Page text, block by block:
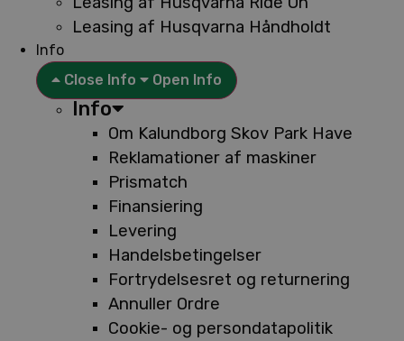
Leasing af Husqvarna Håndholdt
Info
Close Info
Open Info
Info
Om Kalundborg Skov Park Have
Reklamationer af maskiner
Prismatch
Finansiering
Levering
Handelsbetingelser
Fortrydelsesret og returnering
Annuller Ordre
Cookie- og persondatapolitik